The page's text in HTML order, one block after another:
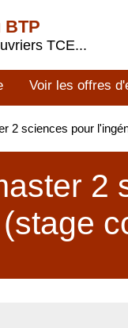
TCE...
Voir les offres
2 sciences pour
2